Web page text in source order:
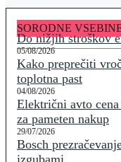
SORODNE
Do nižjih stroškov
05/08/2026
Kako preprečiti
toplotna past
04/08/2026
Električni avto
za pameten nakup
29/07/2026
Bosch